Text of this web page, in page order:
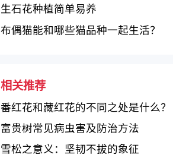
的学术表现如何？
生石花种植简单易养
布偶猫能和哪些猫品种一起生活？
相关推荐
番红花和藏红花的不同之处是什么？
富贵树常见病虫害及防治方法
雪松之意义：坚韧不拔的象征